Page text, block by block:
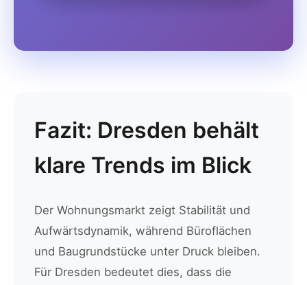
Fazit: Dresden behält
klare Trends im Blick
Der Wohnungsmarkt zeigt Stabilität und
Aufwärtsdynamik, während Büroflächen
und Baugrundstücke unter Druck bleiben.
Für Dresden bedeutet dies, dass die